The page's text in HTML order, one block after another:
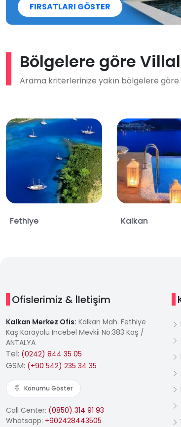
FIRSATLARI GÖSTER
Bölgelere göre
Arama kriterlerinize yakın bölgelere göre
Fethiye Kalkan
Ofislerimiz & İletişim
Kalkan Merkez Ofis: Kalkan Mah. Fethiye
Kaş Karayolu İncebel Mevkii No:383 Kaş /
ANTALYA
Tel: (0242) 844 35 05
GSM: (+90 542) 235 34 35
Konumu Göster
Call Center: (0850) 314 91 93
Whatsapp: +902428443505